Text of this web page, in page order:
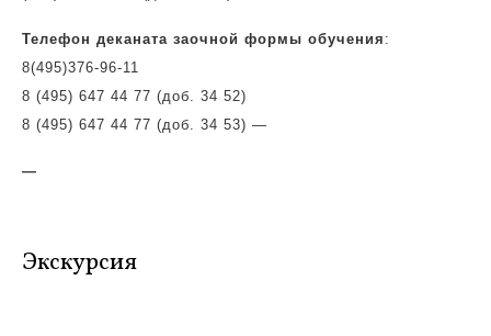
Телефон деканата заочной формы обучения :
8(495)376-96-11
8 (495) 647 44 77 (доб. 34 52)
8 (495) 647 44 77 (доб. 34 53) —
—
Экскурсия